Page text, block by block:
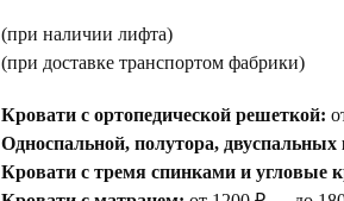
(при наличии лифта)
(при доставке транспортом фабрики)
Кровати с ортопедической решеткой:
Односпальной, полутора, двуспальных
Кровати с тремя спинками и угловые